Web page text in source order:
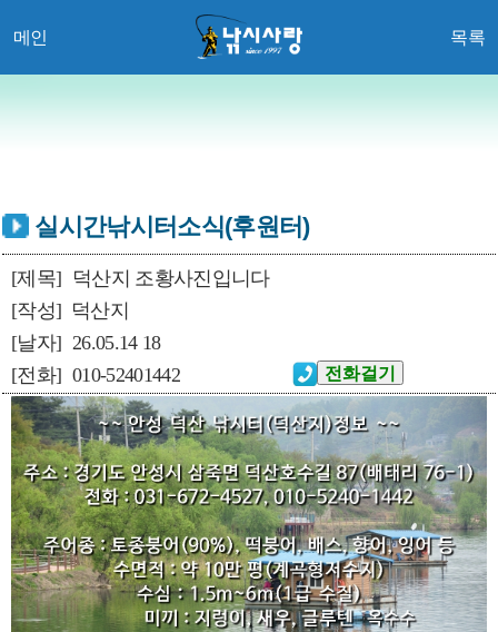
메인 목록
실시간낚시터소식(후원터)
[제목] 덕산지 조황사진입니다
[작성] 덕산지
[날자] 26.05.14 18
[전화] 010-52401442